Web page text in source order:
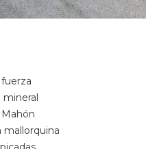
mineral
mallorquina